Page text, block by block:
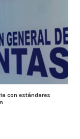
con estándares